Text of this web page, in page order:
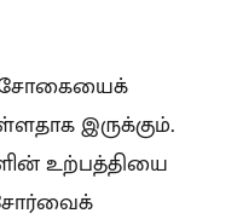
சோகையைக்
இருக்கும்.
உற்பத்தியை